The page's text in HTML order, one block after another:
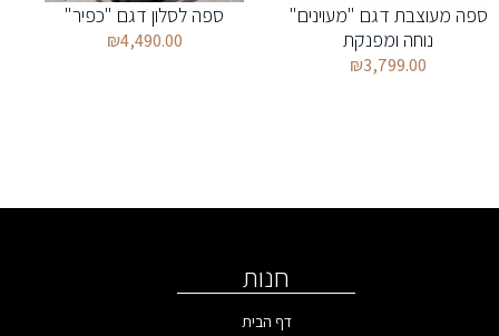
ספה מעוצבת דגם "מעוינים"
נוחה ומפנקת
₪3,799.00
ספה לסלון דגם "כפיר"
₪4,490.00
חנות
דף הבית